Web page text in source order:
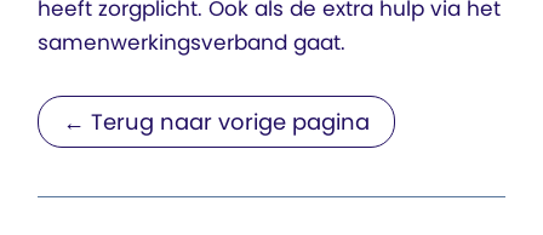
heeft zorgplicht. Ook als de extra hulp via het
samenwerkingsverband gaat.
← Terug naar vorige pagina